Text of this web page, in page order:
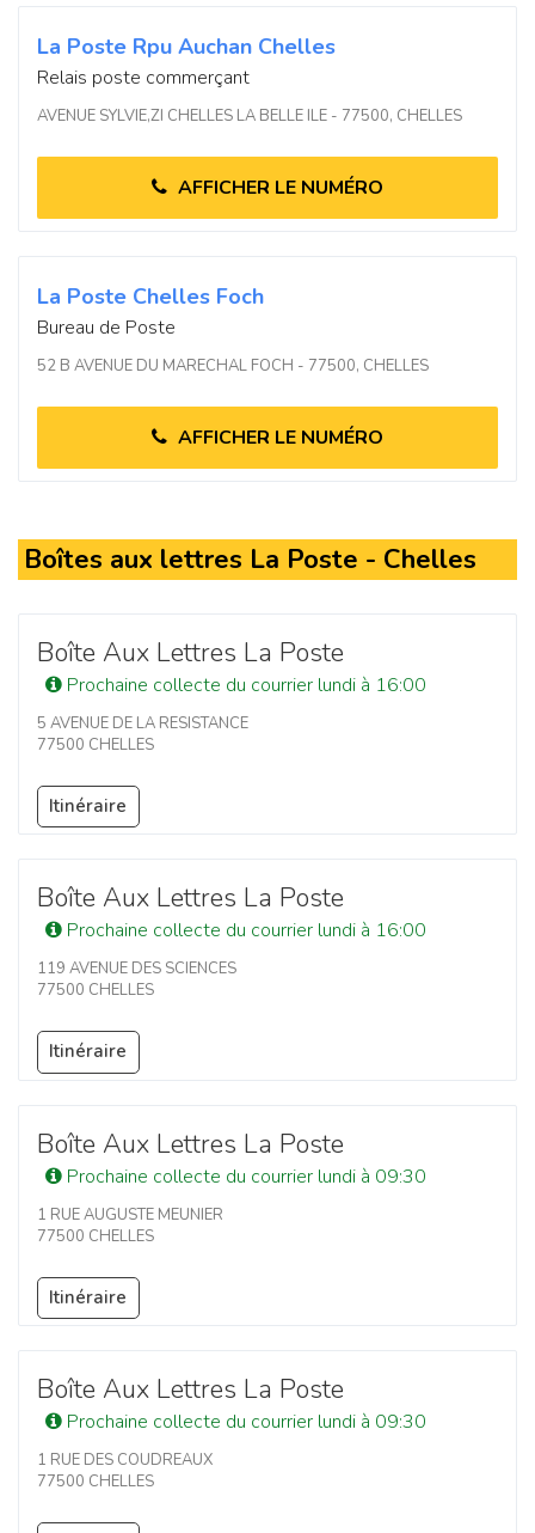
La Poste Rpu Auchan Chelles
Relais poste commerçant
AVENUE SYLVIE,ZI CHELLES LA BELLE ILE - 77500, CHELLES
AFFICHER LE NUMÉRO
La Poste Chelles Foch
Bureau de Poste
52 B AVENUE DU MARECHAL FOCH - 77500, CHELLES
AFFICHER LE NUMÉRO
Boîtes aux lettres La Poste - Chelles
Boîte Aux Lettres La Poste
Prochaine collecte du courrier lundi à 16:00
5 AVENUE DE LA RESISTANCE
77500 CHELLES
Itinéraire
Boîte Aux Lettres La Poste
Prochaine collecte du courrier lundi à 16:00
119 AVENUE DES SCIENCES
77500 CHELLES
Itinéraire
Boîte Aux Lettres La Poste
Prochaine collecte du courrier lundi à 09:30
1 RUE AUGUSTE MEUNIER
77500 CHELLES
Itinéraire
Boîte Aux Lettres La Poste
Prochaine collecte du courrier lundi à 09:30
1 RUE DES COUDREAUX
77500 CHELLES